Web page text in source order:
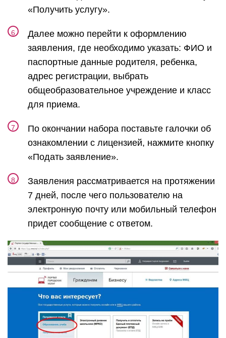
«Получить услугу».
Далее можно перейти к оформлению
заявления, где необходимо указать: ФИО и
паспортные данные родителя, ребенка,
адрес регистрации, выбрать
общеобразовательное учреждение и класс
для приема.
По окончании набора поставьте галочки об
ознакомлении с лицензией, нажмите кнопку
«Подать заявление».
Заявления рассматривается на протяжении
7 дней, после чего пользователю на
электронную почту или мобильный телефон
придет сообщение с ответом.